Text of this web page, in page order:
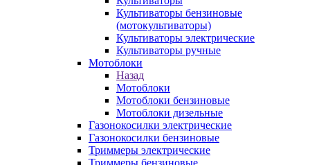
Культиваторы бензиновые
(мотокультиваторы)
Культиваторы электрические
Культиваторы ручные
Мотоблоки
Назад
Мотоблоки
Мотоблоки бензиновые
Мотоблоки дизельные
Газонокосилки электрические
Газонокосилки бензиновые
Триммеры электрические
Триммеры бензиновые